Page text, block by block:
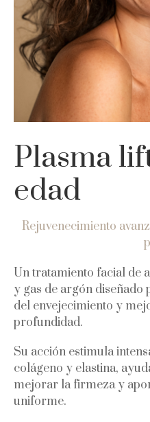
Plasma
edad
Rejuvenecimiento
Un tratamiento facial de
y gas de argón
del envejecimiento y
profundidad.
Su acción estimula
colágeno y elastina,
mejorar la firmeza y
uniforme.